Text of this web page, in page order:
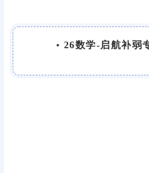
• 26数学-启航补弱